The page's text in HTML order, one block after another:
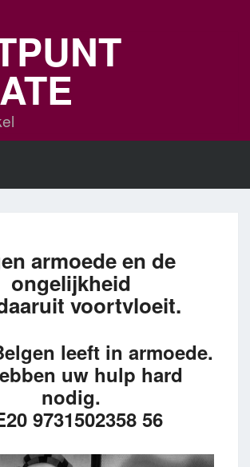
armoede en de
ongelijkheid
voortvloeit.
leeft in armoede.
uw hulp hard
nodig.
9731502358 56